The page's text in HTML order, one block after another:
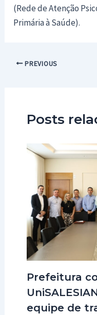
(Rede de Atenção
Primária à Saúde).
Post PREVIOUS
Posts
Prefeitura
equipe de